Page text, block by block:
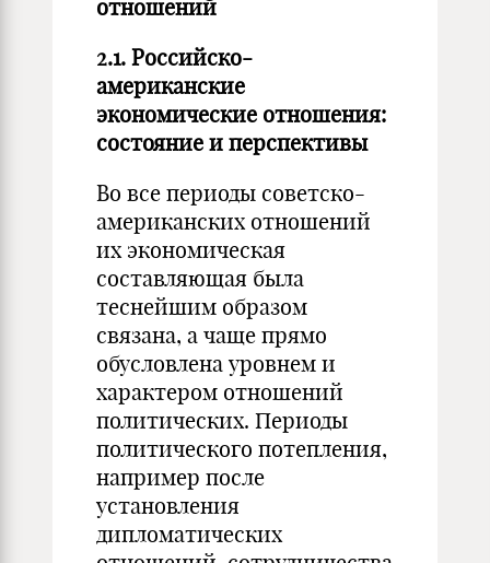
отношений
2.1. Российско-
американские
экономические отношения:
состояние и перспективы
Во все периоды советско-
американских отношений
их экономическая
составляющая была
теснейшим образом
связана, а чаще прямо
обусловлена уровнем и
характером отношений
политических. Периоды
политического потепления,
например после
установления
дипломатических